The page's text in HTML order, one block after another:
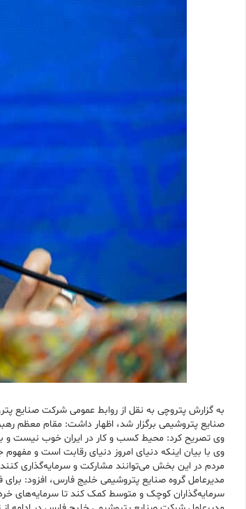
به گزارش پتروچی به نقل از روابط عمومی شرکت
صنایع پتروشیمی برگزار شد، اظهار داشت: مقام معظم رهبری در نامگذاری سال ۱۴۰۳، کلمه جهش را به کار بردند که این انتخاب یک پیام
وی تصریح کرد: محیط کسب و کار در ایران خوب نیست و
وی با بیان اینکه دنیای امروز دنیای رقابت است و
مردم در این بخش می‌توانند مشارکت و سرمایه‌گذاری
مدیرعامل گروه صنایع پتروشیمی خلیج فارس، افزود:
سرمایه‌گذاران کوچک و متوسط کمک کند تا سرمایه‌های